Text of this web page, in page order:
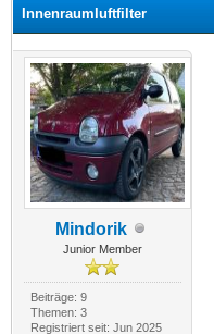
Innenraumluftfilter
Mindorik
Junior Member
Beiträge: 9
Themen: 3
Registriert seit: Jun 2025